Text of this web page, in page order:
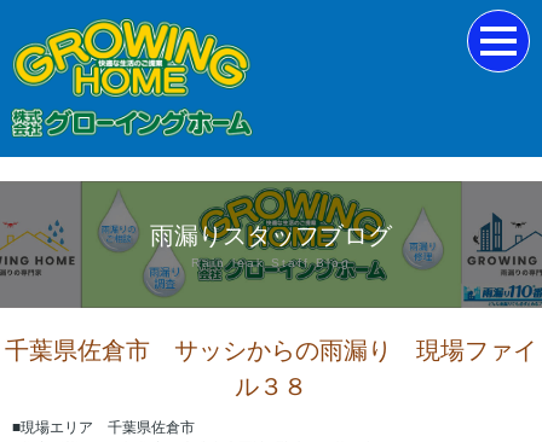
雨漏りスタッフブログ
Rain leak Staff Blog
千葉県佐倉市 サッシからの雨漏り 現場ファイ
ル３８
■現場エリア 千葉県佐倉市